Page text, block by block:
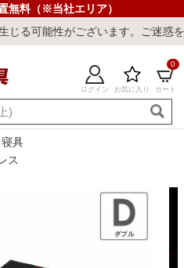
無料（※当社エリア）
ございます。ご迷惑をおかけしま
ログイン お気に入り カート
0
新規会員登録
閲覧履歴
寝具
ス